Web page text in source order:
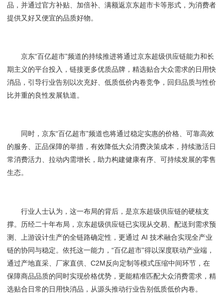
品，并通过官方补贴、加倍补、满额返京东超市卡等形式，为消费者
提供又好又便宜的品质好物。
京东“百亿超市”频道的持续推进将通过京东超级供应链能力和长
期主义的平台投入，链接更多优质品牌，精选贴合大众需求的日用快
消品，引导行业告别以次充好、低质低价内卷竞争，回归品质与性价
比并重的良性发展轨道。
同时，京东“百亿超市”频道也将通过稳定实惠的价格、可靠高效
的服务、正品保障的举措，有效降低大众消费决策成本，持续激活日
常消费活力、拉动内需增长，助力构建健康有序、可持续发展的零售
生态。
行业人士认为，这一布局的背后，是京东超级供应链的硬核支
撑。历经二十年布局，京东超级供应链已实现从交易、配送到需求预
测、上游设计生产的全链路确定性，更通过 AI 技术融合实现全产业
链的协同与稳定。依托这一能力，“百亿超市”得以深度联动产业端，
通过产地直采、厂家直供、C2M反向定制等模式压缩中间环节，在
保障商品品质的同时实现价格优势，更能精准匹配大众消费需求，精
选贴合日常的日用快消品，从源头推动行业告别低质低价内卷。